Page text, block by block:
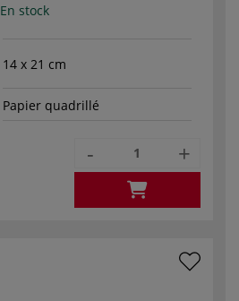
En stock
14 x 21 cm
Papier quadrillé
- +